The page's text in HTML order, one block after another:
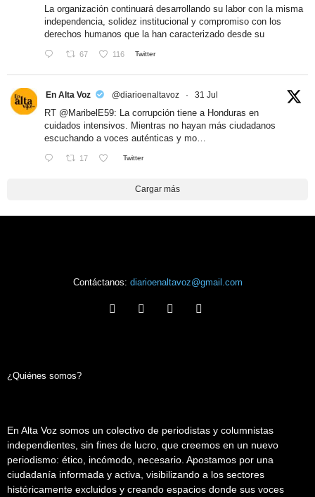
La organización continuará desarrollando su labor con la misma
independencia, solidez institucional y compromiso con los
derechos humanos que la han caracterizado desde su
67 116 Twitter
En Alta Voz @diarioenaltavoz · 31 Jul
RT @MaribelE59: La corrupción tiene a Honduras en
cuidados intensivos. Mientras no hayan más ciudadanos
escuchando a voces auténticas y mo…
17 Twitter
Cargar más
Contáctanos: diarioenaltavoz@gmail.com
¿Quiénes somos?
En Alta Voz somos un colectivo de periodistas y columnistas
independientes, sin fines de lucro, que creemos en un nuevo
periodismo: ético, incómodo, necesario. Apostamos por una
ciudadanía informada y activa, visibilizando a los sectores
históricamente excluidos y creando espacios donde sus voces